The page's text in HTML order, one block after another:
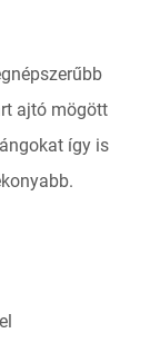
ajtó mögött
így is